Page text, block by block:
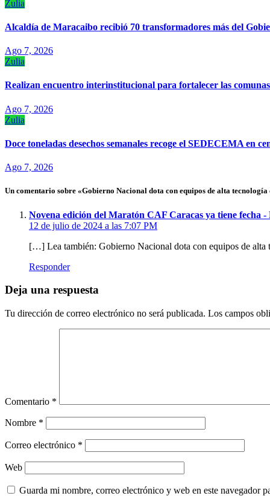
Zulia
Alcaldía de Maracaibo recibió 70 transformadores más del
Ago 7, 2026
Zulia
Realizan encuentro interinstitucional para fortalecer las
Ago 7, 2026
Zulia
Doce toneladas desechos semanales recoge el SEDECEMA en
Ago 7, 2026
Un comentario sobre «Gobierno Nacional dota con equipos de alta tecnología
Novena edición del Maratón CAF Caracas ya tiene fecha -
12 de julio de 2024 a las 7:07 PM
[…] Lea también: Gobierno Nacional dota con equipos de
Responder
Deja una respuesta
Tu dirección de correo electrónico no será publicada. Los campos
Comentario *
Nombre *
Correo electrónico *
Web
Guarda mi nombre, correo electrónico y web en este navegador